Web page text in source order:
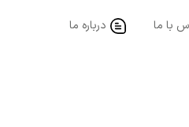
با ما درباره ما